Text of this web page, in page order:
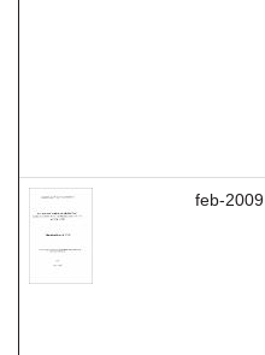
feb-2009